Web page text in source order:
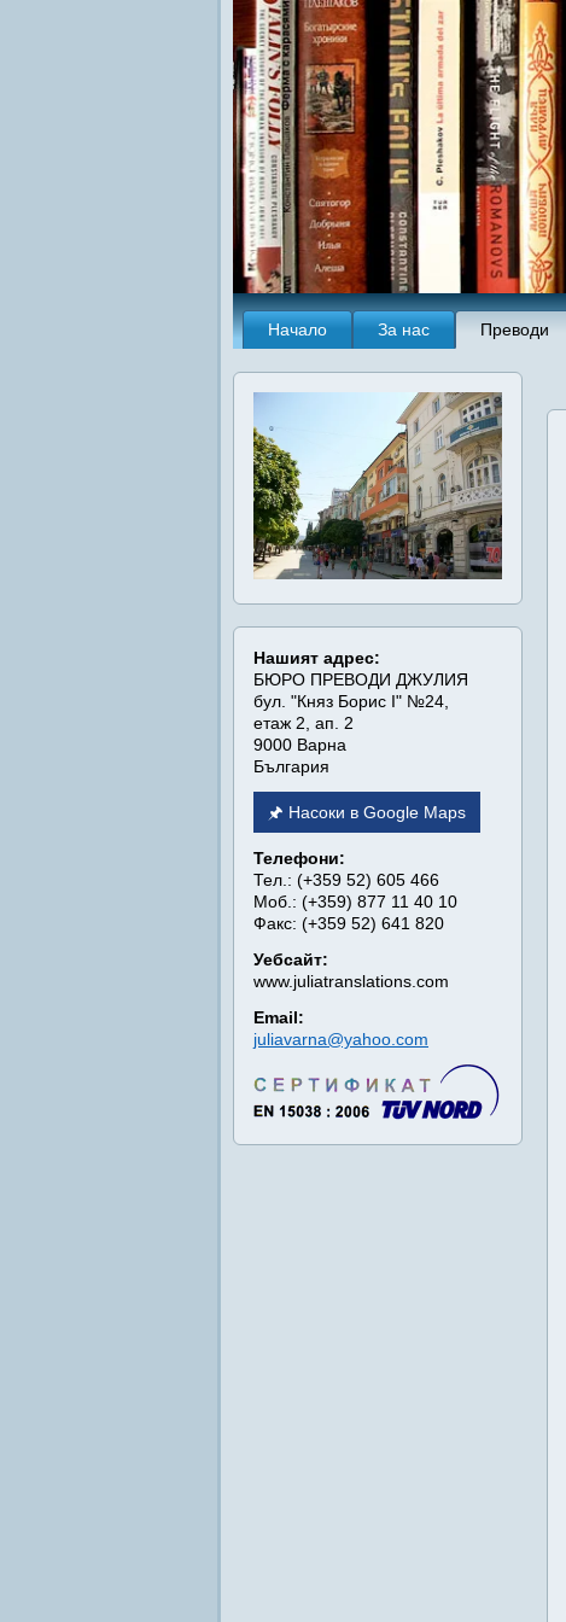
Начало За нас Преводи
Нашият адрес:
БЮРО ПРЕВОДИ ДЖУЛИЯ
бул. "Княз Борис I" №24,
етаж 2, ап. 2
9000 Варна
България
🖈 Насоки в Google Maps
Телефони:
Тел.: (+359 52) 605 466
Моб.: (+359) 877 11 40 10
Факс: (+359 52) 641 820
Уебсайт:
www.juliatranslations.com
Email:
juliavarna@yahoo.com